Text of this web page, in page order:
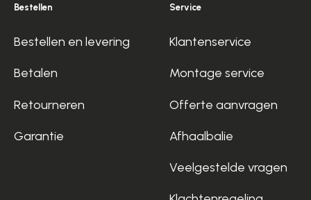
Bestellen
Bestellen en levering
Betalen
Retourneren
Garantie
Service
Klantenservice
Montage service
Offerte aanvragen
Afhaalbalie
Veelgestelde vragen